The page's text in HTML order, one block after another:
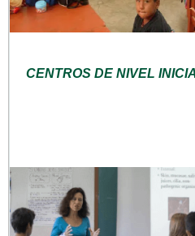
CENTROS DE NIVEL